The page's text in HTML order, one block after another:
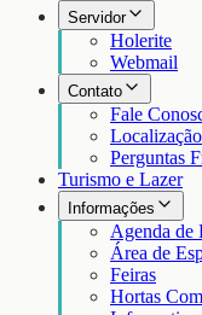
Servidor
Holerite
Webmail
Contato
Fale
Localização
Perguntas
Turismo e Lazer
Informações
Agenda de
Área de
Feiras
Hortas